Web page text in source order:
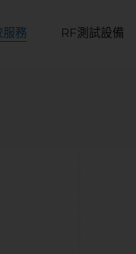
服務 RF測試設備